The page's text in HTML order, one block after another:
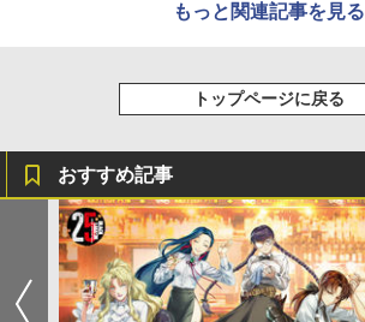
もっと関連記事を見る
トップページに戻る
おすすめ記事